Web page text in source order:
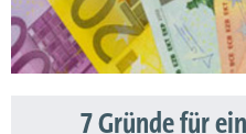
7 Gründe für